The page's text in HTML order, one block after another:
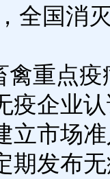
全国消
禽重点疫
疫企业
立市场
期发布